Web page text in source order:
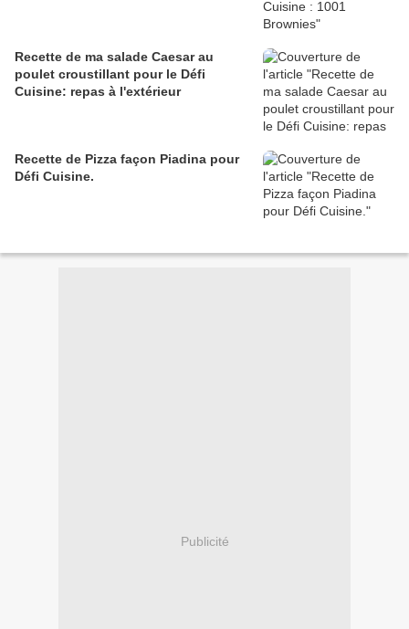
Recette de ma salade Caesar au
poulet croustillant pour le Défi
Cuisine: repas à l'extérieur
Recette de Pizza façon Piadina pour
Défi Cuisine.
Publicité